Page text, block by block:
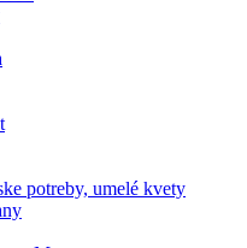
potreby, umelé kvety